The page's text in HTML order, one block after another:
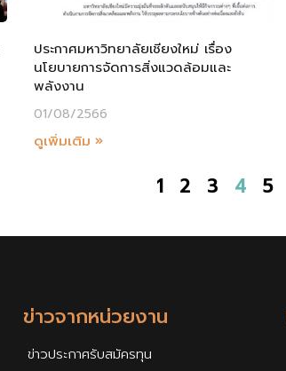
ประกาศมหาวิทยาลัยเชียงใหม่ เรื่อง
นโยบายการจัดการสิ่งแวดล้อมและ
พลังงาน
01/08/2566
ดูเพิ่มเติม »
1 2 3 4 5
ข่าวจากหน่วยงาน
ข่าวประกาศรับสมัครทุน